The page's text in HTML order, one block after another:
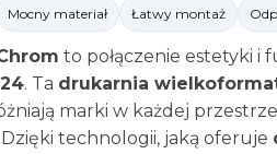
Mocny materiał Łatwy montaż
to połączenie estetyki i
. Ta drukarnia
marki w każdej
technologii, jaką oferuje